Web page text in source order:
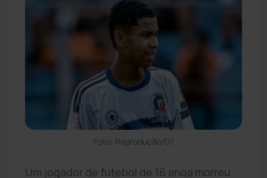
Foto: Reprodução/G1
Um jogador de futebol de 16 anos morreu